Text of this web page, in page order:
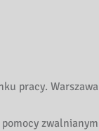
pracy. Warszawa